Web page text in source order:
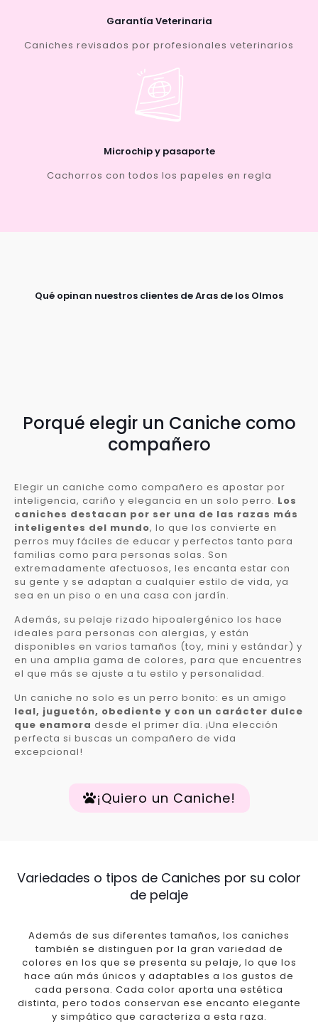
Garantía Veterinaria
Caniches revisados por profesionales veterinarios
Microchip y pasaporte
Cachorros con todos los papeles en regla
Qué opinan nuestros clientes de Aras de los Olmos
Porqué elegir un Caniche como
compañero
Elegir un caniche como compañero es apostar por
inteligencia, cariño y elegancia en un solo perro. Los
caniches destacan por ser una de las razas más
inteligentes del mundo, lo que los convierte en
perros muy fáciles de educar y perfectos tanto para
familias como para personas solas. Son
extremadamente afectuosos, les encanta estar con
su gente y se adaptan a cualquier estilo de vida, ya
sea en un piso o en una casa con jardín.
Además, su pelaje rizado hipoalergénico los hace
ideales para personas con alergias, y están
disponibles en varios tamaños (toy, mini y estándar) y
en una amplia gama de colores, para que encuentres
el que más se ajuste a tu estilo y personalidad.
Un caniche no solo es un perro bonito: es un amigo
leal, juguetón, obediente y con un carácter dulce
que enamora desde el primer día. ¡Una elección
perfecta si buscas un compañero de vida
excepcional!
¡Quiero un Caniche!
Variedades o tipos de Caniches por su color
de pelaje
Además de sus diferentes tamaños, los caniches
también se distinguen por la gran variedad de
colores en los que se presenta su pelaje, lo que los
hace aún más únicos y adaptables a los gustos de
cada persona. Cada color aporta una estética
distinta, pero todos conservan ese encanto elegante
y simpático que caracteriza a esta raza.